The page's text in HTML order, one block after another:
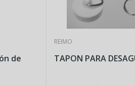
de
REIMO
TAPON PARA